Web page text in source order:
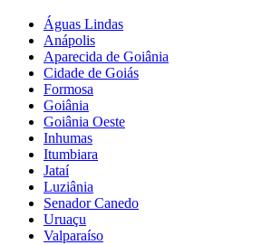
Águas Lindas
Anápolis
Aparecida de Goiânia
Cidade de Goiás
Formosa
Goiânia
Goiânia Oeste
Inhumas
Itumbiara
Jataí
Luziânia
Senador Canedo
Uruaçu
Valparaíso